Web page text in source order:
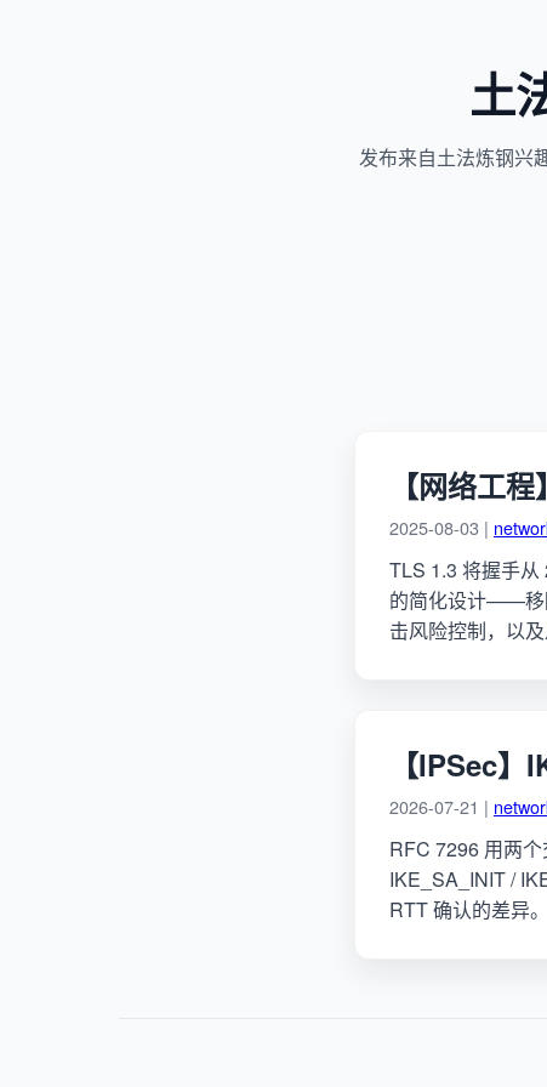
土
发布来自土法炼钢兴
【网络工
2025-08-03 |
TLS 1.3 将握手
的简化设计——移
击风险控制，以
【IPSec
2026-07-21 |
RFC 7296 用两
IKE_SA_INIT /
RTT 确认的差异。